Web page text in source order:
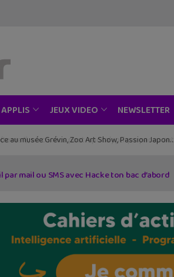
APPLIS JEUX VIDEO NEWSLETTER
au musée Grévin, Zoo Art Show, Passion Japon…
mail ou SMS avec Hacke ton bac d’abord